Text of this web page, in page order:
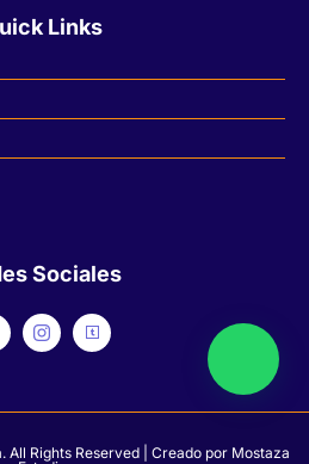
Links
Sociales
Rights Reserved | Creado por Mostaza